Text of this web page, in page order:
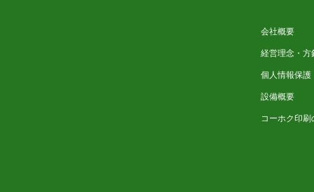
会社概要
経営理念・方
個人情報保護
設備概要
コーホク印刷